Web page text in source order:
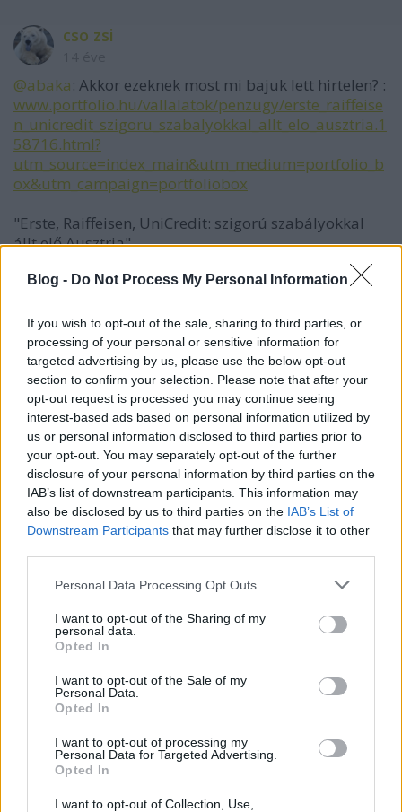
Blog - Do Not Process My Personal Information
If you wish to opt-out of the sale, sharing to third parties, or
processing of your personal or sensitive information for
targeted advertising by us, please use the below opt-out
section to confirm your selection. Please note that after your
opt-out request is processed you may continue seeing
interest-based ads based on personal information utilized by
us or personal information disclosed to third parties prior to
your opt-out. You may separately opt-out of the further
disclosure of your personal information by third parties on the
IAB’s list of downstream participants. This information may
also be disclosed by us to third parties on the IAB’s List of
Downstream Participants that may further disclose it to other
Please note that this website/app uses one or more Google
not limited to your visit or usage behaviour. You may click to
grant or deny consent to Google and its third-party tags to
use your data for below specified purposes in below Google
consent section.
Personal Data Processing Opt Outs
I want to opt-out of the Sharing of my
personal data.
Opted In
I want to opt-out of the Sale of my
Personal Data.
Opted In
I want to opt-out of processing my
Personal Data for Targeted Advertising.
Opted In
I want to opt-out of Collection, Use,
cso zsi
@abaka: Akkor ezeknek most mi bajuk lett hirtelen? :
www.portfolio.hu/vallalatok/penzugy/erste_raiffeise
n_unicredit_szigoru_szabalyokkal_allt_elo_ausztria.1
58716.html?
utm_source=index_main&utm_medium=portfolio_b
ox&utm_campaign=portfoliobox
"Erste, Raiffeisen, UniCredit: szigorú szabályokkal
állt elő Ausztria"
Ez a három bank sír, mint a fürdősk****, de csak a
vérét. Nyugat-Európában épp csak jelen vannak.
kerdesek05
14 éve
@Jozicsenko, aki inkább lenne pék...:
s ez nagyon-nagyon megéri majd a külföldieknek, ha
Ftban lesz a kötvénykibocsájtás
(1 mrd euroért ugye most kapnának 300 mrd Ft-ot:
egy év mulva 8%-os kamattal ez majd 324 mrd Ft
lesz, 260-nal visszaosztva 1,24 mrd euro lesz: egy
évre! bödületesen jó hozam... csak azt kell majd
hiresztelni, hogy itt kérem minden jó...)
hát jah. van benne valami...
kerdesek05
14 éve
@Kuku: nem rossz, de ezt már mikor meg kellett
volna lépni..